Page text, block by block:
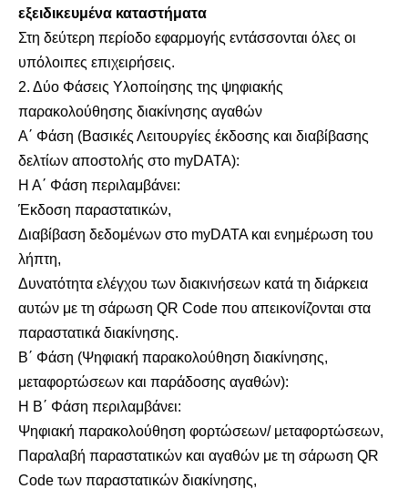
εξειδικευμένα καταστήματα
Στη δεύτερη περίοδο εφαρμογής εντάσσονται όλες οι
υπόλοιπες επιχειρήσεις.
2. Δύο Φάσεις Υλοποίησης της ψηφιακής
παρακολούθησης διακίνησης αγαθών
Α΄ Φάση (Βασικές Λειτουργίες έκδοσης και διαβίβασης
δελτίων αποστολής στο myDATA):
Η Α΄ Φάση περιλαμβάνει:
Έκδοση παραστατικών,
Διαβίβαση δεδομένων στο myDATA και ενημέρωση του
λήπτη,
Δυνατότητα ελέγχου των διακινήσεων κατά τη διάρκεια
αυτών με τη σάρωση QR Code που απεικονίζονται στα
παραστατικά διακίνησης.
Β΄ Φάση (Ψηφιακή παρακολούθηση διακίνησης,
μεταφορτώσεων και παράδοσης αγαθών):
Η Β΄ Φάση περιλαμβάνει:
Ψηφιακή παρακολούθηση φορτώσεων/ μεταφορτώσεων,
Παραλαβή παραστατικών και αγαθών με τη σάρωση QR
Code των παραστατικών διακίνησης,